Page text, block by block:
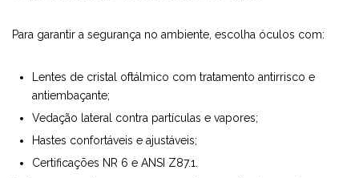
Para garantir a segurança no ambiente, escolha óculos com:
Lentes de cristal oftálmico com tratamento antirrisco e
antiembaçante;
Vedação lateral contra partículas e vapores;
Hastes confortáveis e ajustáveis;
Certificações NR 6 e ANSI Z87.1.